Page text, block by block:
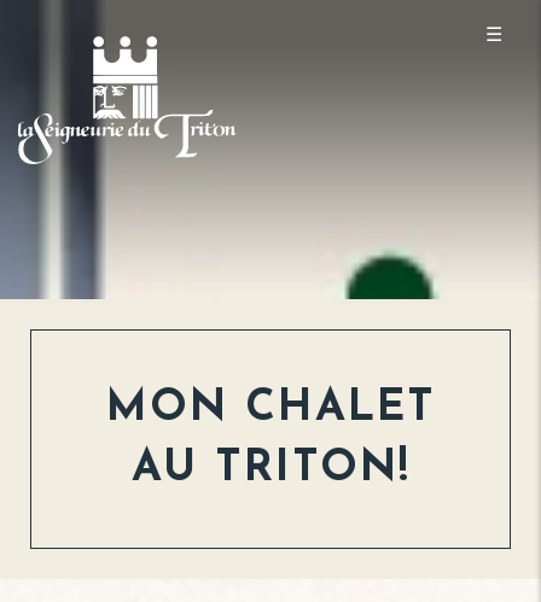
☰
MON CHALET
AU TRITON!